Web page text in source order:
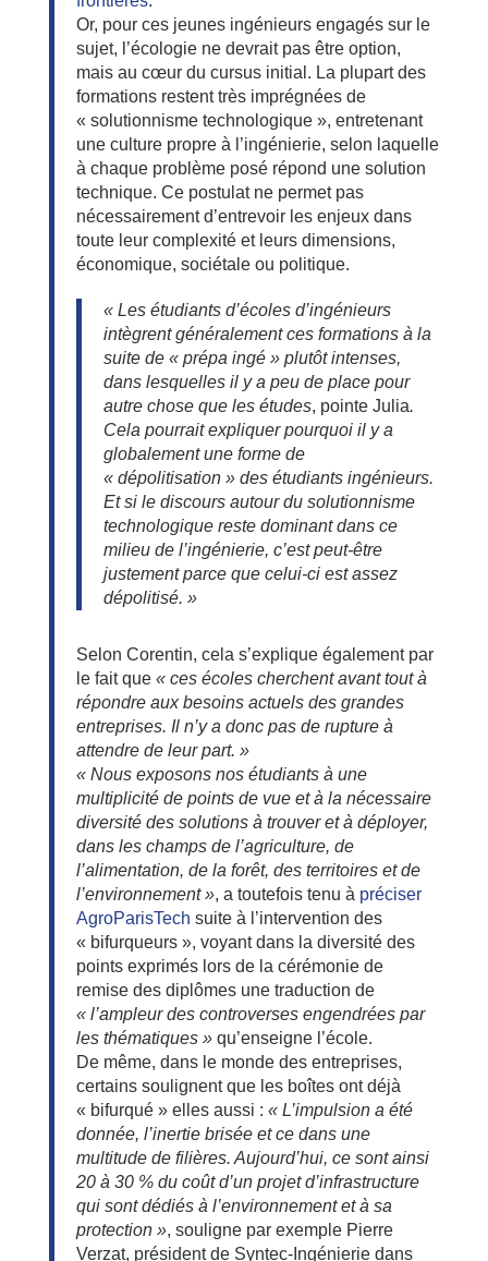
Or, pour ces jeunes ingénieurs engagés sur le
sujet, l’écologie ne devrait pas être option,
mais au cœur du cursus initial. La plupart des
formations restent très imprégnées de
« solutionnisme technologique », entretenant
une culture propre à l’ingénierie, selon laquelle
à chaque problème posé répond une solution
technique. Ce postulat ne permet pas
nécessairement d’entrevoir les enjeux dans
toute leur complexité et leurs dimensions,
économique, sociétale ou politique.
« Les étudiants d’écoles d’ingénieurs
intègrent généralement ces formations à la
suite de « prépa ingé » plutôt intenses,
dans lesquelles il y a peu de place pour
autre chose que les études, pointe Julia.
Cela pourrait expliquer pourquoi il y a
globalement une forme de
« dépolitisation » des étudiants ingénieurs.
Et si le discours autour du solutionnisme
technologique reste dominant dans ce
milieu de l’ingénierie, c’est peut-être
justement parce que celui-ci est assez
dépolitisé. »
Selon Corentin, cela s’explique également par
le fait que « ces écoles cherchent avant tout à
répondre aux besoins actuels des grandes
entreprises. Il n’y a donc pas de rupture à
attendre de leur part. »
« Nous exposons nos étudiants à une
multiplicité de points de vue et à la nécessaire
diversité des solutions à trouver et à déployer,
dans les champs de l’agriculture, de
l’alimentation, de la forêt, des territoires et de
l’environnement », a toutefois tenu à préciser
AgroParisTech suite à l’intervention des
« bifurqueurs », voyant dans la diversité des
points exprimés lors de la cérémonie de
remise des diplômes une traduction de
« l’ampleur des controverses engendrées par
les thématiques »qu’enseigne l’école.
De même, dans le monde des entreprises,
certains soulignent que les boîtes ont déjà
« bifurqué » elles aussi : « L’impulsion a été
donnée, l’inertie brisée et ce dans une
multitude de filières. Aujourd’hui, ce sont ainsi
20 à 30 % du coût d’un projet d’infrastructure
qui sont dédiés à l’environnement et à sa
protection », souligne par exemple Pierre
Verzat, président de Syntec-Ingénierie dans